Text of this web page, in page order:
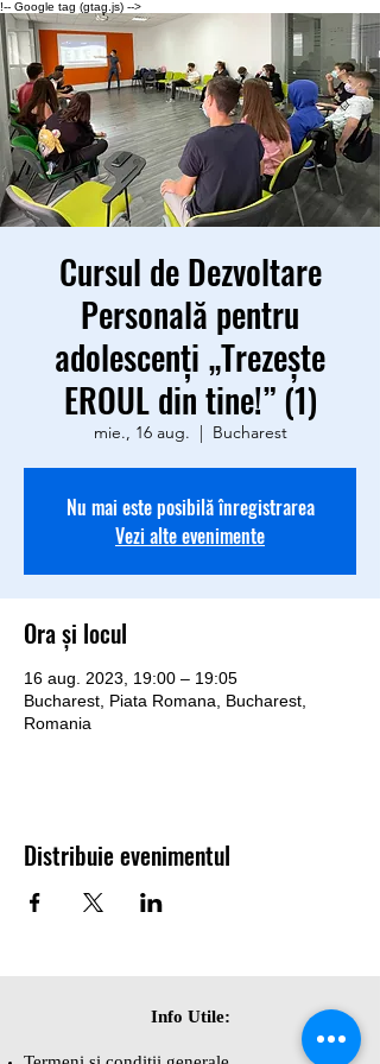
!-- Google tag (gtag.js) -->
Cursul de Dezvoltare
Personală pentru
adolescenți „Trezește
EROUL din tine!” (1)
mie., 16 aug.
  |
Bucharest
Nu mai este posibilă înregistrarea
Vezi alte evenimente
Ora și locul
16 aug. 2023, 19:00 – 19:05
Bucharest, Piata Romana, Bucharest,
Romania
Distribuie evenimentul
Info Utile: